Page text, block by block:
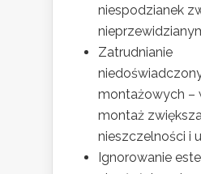
niespodzianek
Zatrudnianie
montażowych –
montaż
nieszczelności i
Ignorowanie